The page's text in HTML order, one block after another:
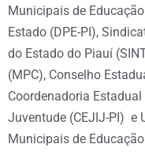
Municipais de
Estado (DPE-PI),
do Estado do Piauí
(MPC), Conselho
Coordenadoria
Juventude (CEJIJ-PI) e
Municipais de